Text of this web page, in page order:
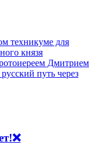
техникуме для
князя
Дмитрием
путь через